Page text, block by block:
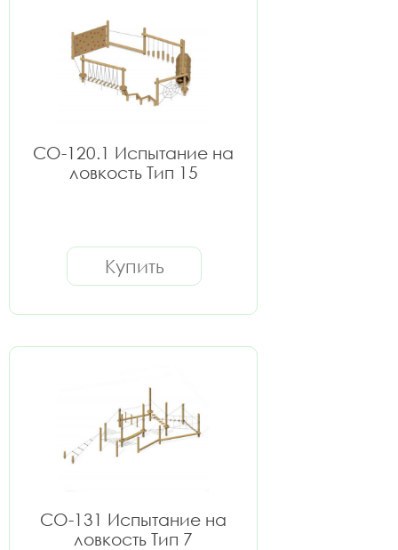
СО-120.1 Испытание на
ловкость Тип 15
Купить
СО-131 Испытание на
ловкость Тип 7